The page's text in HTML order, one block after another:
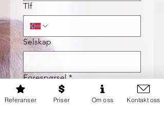
Tlf
Selskap
Forespørsel *
Referanser Priser Om oss Kontakt oss